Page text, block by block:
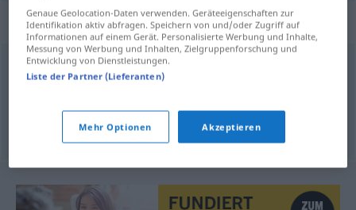
Synonyme für "bestmöglich"
(absolut) spitze,vollendet,
© OpenThesaurus.de
Genaue Geolocation-Daten verwenden. Geräteeigenschaften zur
Identifikation aktiv abfragen. Speichern von und/oder Zugriff auf
Informationen auf einem Gerät. Personalisierte Werbung und Inhalte,
Messung von Werbung und Inhalten, Zielgruppenforschung und
Entwicklung von Dienstleistungen.
Liste der Partner (Lieferanten)
Mehr Optionen Akzeptieren